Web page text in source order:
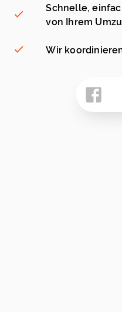
Schnelle,
von Ihrem
Wir